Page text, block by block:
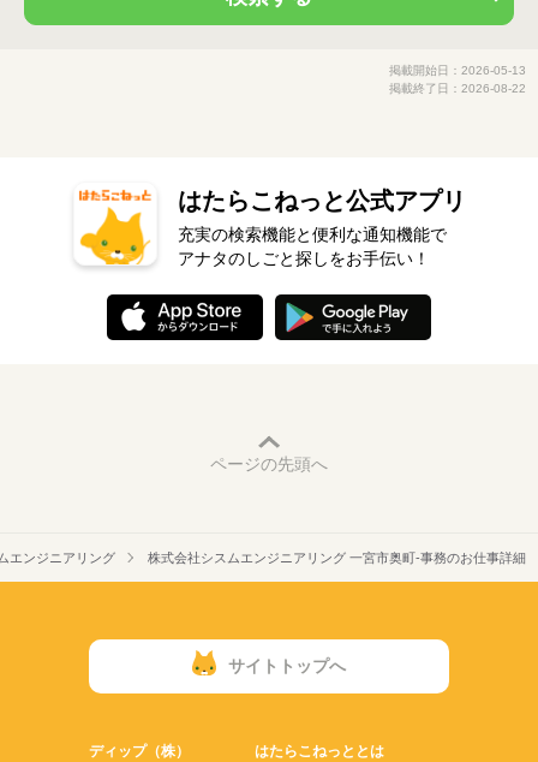
掲載開始日：2026-05-13
掲載終了日：2026-08-22
はたらこねっと公式アプリ
充実の検索機能と便利な通知機能で
アナタのしごと探しをお手伝い！
ページの先頭へ
エンジニアリング 株式会社シスムエンジニアリング 一宮市奥町-事務のお仕事詳細
サイトトップへ
ディップ（株） はたらこねっととは